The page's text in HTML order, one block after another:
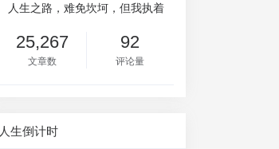
人生之路，难免坎坷，但我执着
25,267
文章数
92
评论量
人生倒计时